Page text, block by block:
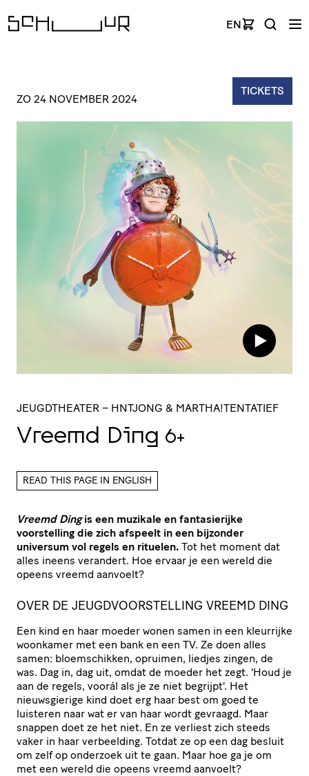
EN
TICKETS
ZO 24 NOVEMBER 2024
JEUGDTHEATER – HNTJONG & MARTHA!TENTATIEF
Vreemd Ding 6+
READ THIS PAGE IN ENGLISH
Vreemd Dingis een muzikale en fantasierijke
voorstelling die zich afspeelt in een bijzonder
universum vol regels en rituelen. Tot het moment dat
alles ineens verandert. Hoe ervaar je een wereld die
opeens vreemd aanvoelt?
OVER DE JEUGDVOORSTELLING VREEMD DING
Een kind en haar moeder wonen samen in een kleurrijke
woonkamer met een bank en een TV. Ze doen alles
samen: bloemschikken, opruimen, liedjes zingen, de
was. Dag in, dag uit, omdat de moeder het zegt. 'Houd je
aan de regels, voorál als je ze niet begrijpt'. Het
nieuwsgierige kind doet erg haar best om goed te
luisteren naar wat er van haar wordt gevraagd. Maar
snappen doet ze het niet. En ze verliest zich steeds
vaker in haar verbeelding. Totdat ze op een dag besluit
om zelf op onderzoek uit te gaan. Maar hoe ga je om
met een wereld die opeens vreemd aanvoelt?